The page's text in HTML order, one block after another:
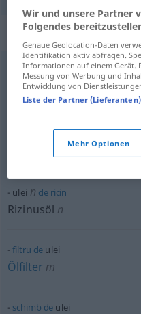
sardeleînulei
Ölsardinen pl
ulei
ulei n de ricin
Rizinusöl n
filtru de ulei
Ölfilter m
schimb de ulei
Wir und unsere Partner
Folgendes
Genaue Geolocation-Daten
Identifikation aktiv abfragen.
Informationen auf einem Gerät.
Messung von Werbung und
Entwicklung von
Liste der Partner (Lieferanten)
Mehr Optionen